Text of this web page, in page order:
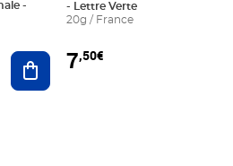
Ajouter au panier
- Lettre Verte
20g / France
7,50€